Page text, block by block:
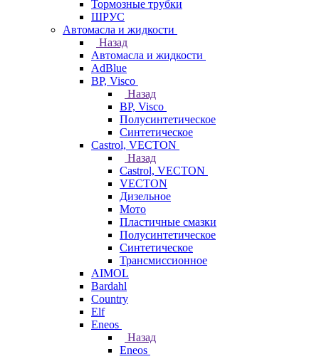
Тормозные трубки
ШРУС
Автомасла и жидкости
Назад
Автомасла и жидкости
AdBlue
BP, Visco
Назад
BP, Visco
Полусинтетическое
Синтетическое
Castrol, VECTON
Назад
Castrol, VECTON
VECTON
Дизельное
Мото
Пластичные смазки
Полусинтетическое
Синтетическое
Трансмиссионное
AIMOL
Bardahl
Country
Elf
Eneos
Назад
Eneos